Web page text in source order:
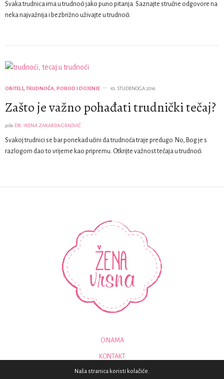
Svaka trudnica ima u trudnoći jako puno pitanja. Saznajte stručne odgovore na
neka najvažnija i bezbrižno uživajte u trudnoći.
OBITELJ, TRUDNOĆA, POROD I DOJENJE 10. STUDENOGA 2016.
Zašto je važno pohađati trudnički tečaj?
piše DR. IRENA ZAKARIJA-GRKOVIĆ
Svakoj trudnici se bar ponekad učini da trudnoća traje predugo. No, Bog je s
razlogom dao to vrijeme kao pripremu. Otkrijte važnost tečaja u trudnoći.
O NAMA
KONTAKT
Naša stranica koristi kolačiće.